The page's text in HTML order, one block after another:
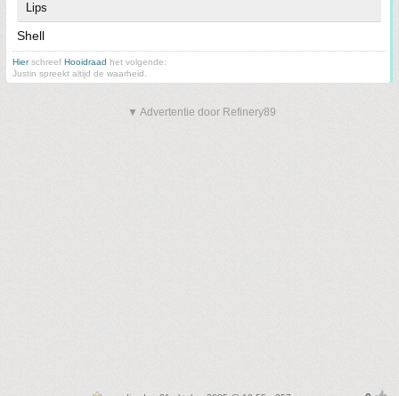
Lips
Shell
Hierschreef Hooidraad het volgende:
Justin spreekt altijd de waarheid.
▼ Advertentie door Refinery89